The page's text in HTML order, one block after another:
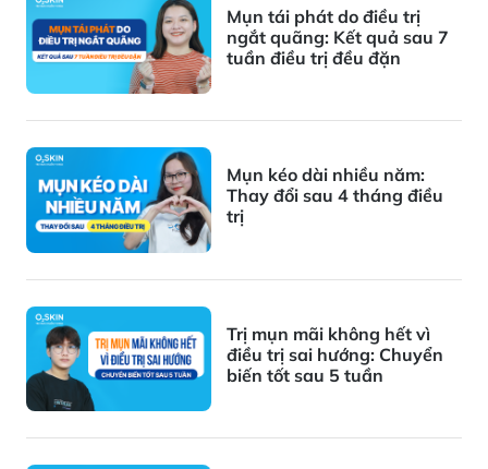
Mụn tái phát do điều trị
ngắt quãng: Kết quả sau 7
tuần điều trị đều đặn
Mụn kéo dài nhiều năm:
Thay đổi sau 4 tháng điều
trị
Trị mụn mãi không hết vì
điều trị sai hướng: Chuyển
biến tốt sau 5 tuần